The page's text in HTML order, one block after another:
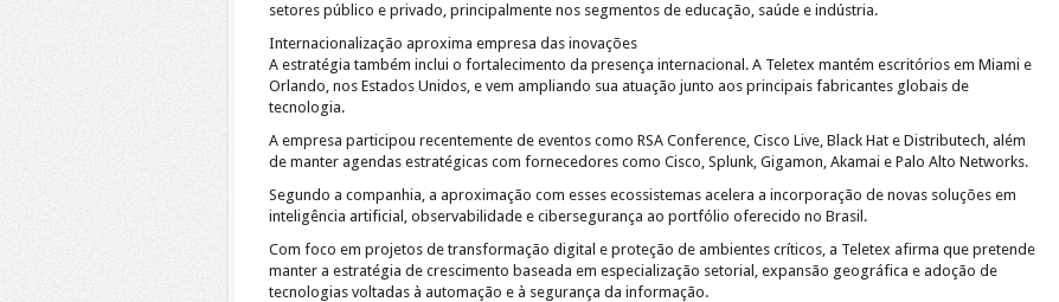
setores público e privado, principalmente nos segmentos de educação, saúde e indústria.
Internacionalização aproxima empresa das inovações
A estratégia também inclui o fortalecimento da presença internacional. A Teletex mantém escritórios em Miami e
Orlando, nos Estados Unidos, e vem ampliando sua atuação junto aos principais fabricantes globais de
tecnologia.
A empresa participou recentemente de eventos como RSA Conference, Cisco Live, Black Hat e Distributech, além
de manter agendas estratégicas com fornecedores como Cisco, Splunk, Gigamon, Akamai e Palo Alto Networks.
Segundo a companhia, a aproximação com esses ecossistemas acelera a incorporação de novas soluções em
inteligência artificial, observabilidade e cibersegurança ao portfólio oferecido no Brasil.
Com foco em projetos de transformação digital e proteção de ambientes críticos, a Teletex afirma que pretende
manter a estratégia de crescimento baseada em especialização setorial, expansão geográfica e adoção de
tecnologias voltadas à automação e à segurança da informação.